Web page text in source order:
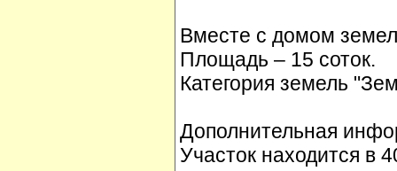
Вместе с домом
Площадь – 15 соток.
Категория земель
Дополнительная
Участок находится в